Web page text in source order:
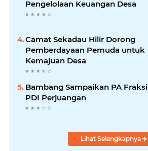
Pengelolaan Keuangan Desa
Camat Sekadau Hilir Dorong
Pemberdayaan Pemuda untuk
Kemajuan Desa
Bambang Sampaikan PA Fraksi
PDI Perjuangan
Lihat Selengkapnya